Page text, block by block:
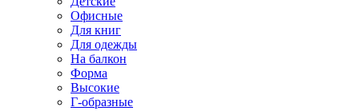
Офисные
Для книг
Для одежды
На балкон
Форма
Высокие
Г-образные